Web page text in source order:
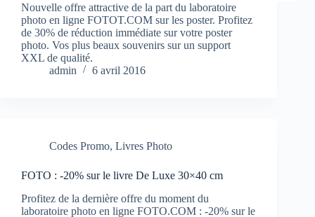
Nouvelle offre attractive de la part du laboratoire
photo en ligne FOTOT.COM sur les poster. Profitez
de 30% de réduction immédiate sur votre poster
photo. Vos plus beaux souvenirs sur un support
XXL de qualité.
admin
6 avril 2016
Codes Promo, Livres Photo
FOTO : -20% sur le livre De Luxe 30×40 cm
Profitez de la dernière offre du moment du
laboratoire photo en ligne FOTO.COM : -20% sur le